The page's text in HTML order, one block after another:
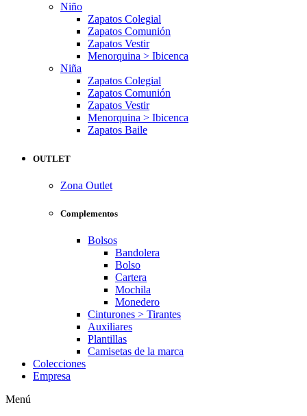
Niño
Zapatos Colegial
Zapatos Comunión
Zapatos Vestir
Menorquina > Ibicenca
Niña
Zapatos Colegial
Zapatos Comunión
Zapatos Vestir
Menorquina > Ibicenca
Zapatos Baile
OUTLET
Zona Outlet
Complementos
Bolsos
Bandolera
Bolso
Cartera
Mochila
Monedero
Cinturones > Tirantes
Auxiliares
Plantillas
Camisetas de la marca
Colecciones
Empresa
Menú